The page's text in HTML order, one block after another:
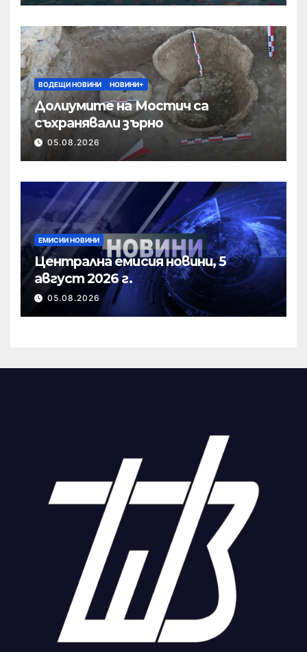
ВОДЕЩИ НОВИНИ НОВИНИ+
Долиумите на Мостич са
съхранявали зърно
05.08.2026
ЕМИСИИ НОВИНИ
Централна емисия новини, 5
август 2026 г.
05.08.2026